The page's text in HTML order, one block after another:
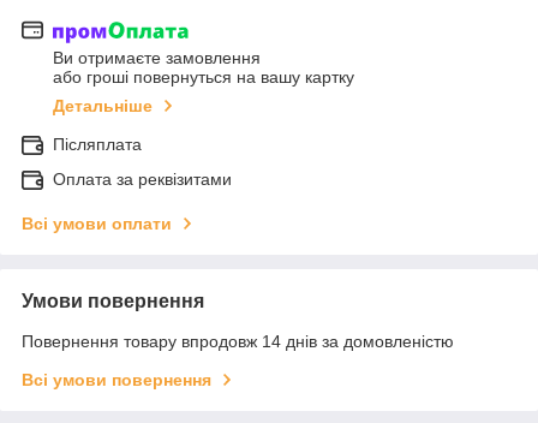
Ви отримаєте замовлення
або гроші повернуться на вашу картку
Детальніше
Післяплата
Оплата за реквізитами
Всі умови оплати
Умови повернення
Повернення товару впродовж 14 днів за домовленістю
Всі умови повернення